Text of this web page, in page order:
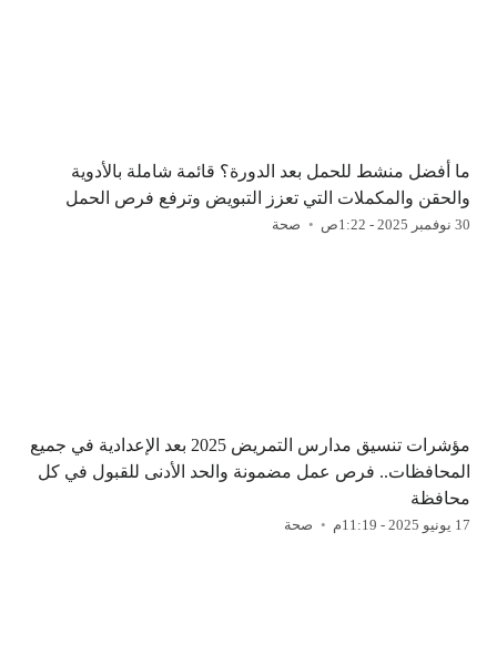
ما أفضل منشط للحمل بعد الدورة؟ قائمة شاملة بالأدوية
والحقن والمكملات التي تعزز التبويض وترفع فرص الحمل
30 نوفمبر 2025 - 1:22ص صحة
مؤشرات تنسيق مدارس التمريض 2025 بعد الإعدادية في جميع
المحافظات.. فرص عمل مضمونة والحد الأدنى للقبول في كل
محافظة
17 يونيو 2025 - 11:19م صحة